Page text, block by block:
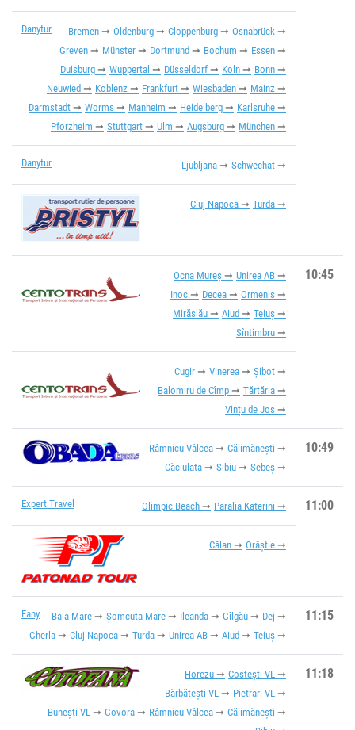
Danytur Bremen Oldenburg Cloppenburg
Osnabrück
Greven
Münster Dortmund Bochum
Essen
Duisburg
Wuppertal Düsseldorf Koln
Bonn
Neuwied
Koblenz Frankfurt Wiesbaden
Mainz
Darmstadt
Worms Manheim Heidelberg
Karlsruhe
Pforzheim
Stuttgart Ulm Augsburg München
Danytur Ljubljana Schwechat
Cluj Napoca Turda
Ocna Mureș
Unirea AB
Inoc
Decea
Ormenis
Mirăslău
Aiud
Teiuș
Sîntimbru
10:45
Cugir Vinerea
Șibot
Balomiru de Cîmp
Tărtăria
Vințu de Jos
Râmnicu Vâlcea
Călimănești
Căciulata
Sibiu Sebeș
10:49
Expert Travel Olimpic Beach Paralia Katerini 11:00
Călan Orăștie
Fany Baia Mare Șomcuta Mare Ileanda Gîlgău
Dej
Gherla
Cluj Napoca Turda Unirea AB Aiud Teiuș
11:15
Horezu
Costești VL
Bărbătești VL
Pietrari VL
Bunești VL
Govora Râmnicu Vâlcea
Călimănești
11:18